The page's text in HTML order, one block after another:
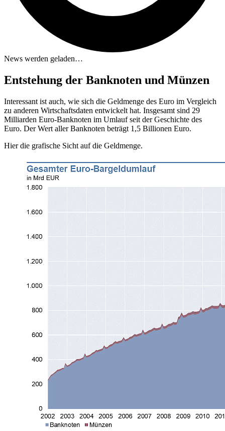
News werden geladen…
Entstehung der Banknoten und Münzen
Interessant ist auch, wie sich die Geldmenge des Euro im Vergleich
zu anderen Wirtschaftsdaten entwickelt hat. Insgesamt sind 29
Milliarden Euro-Banknoten im Umlauf seit der Geschichte des
Euro. Der Wert aller Banknoten beträgt 1,5 Billionen Euro.
Hier die grafische Sicht auf die Geldmenge.